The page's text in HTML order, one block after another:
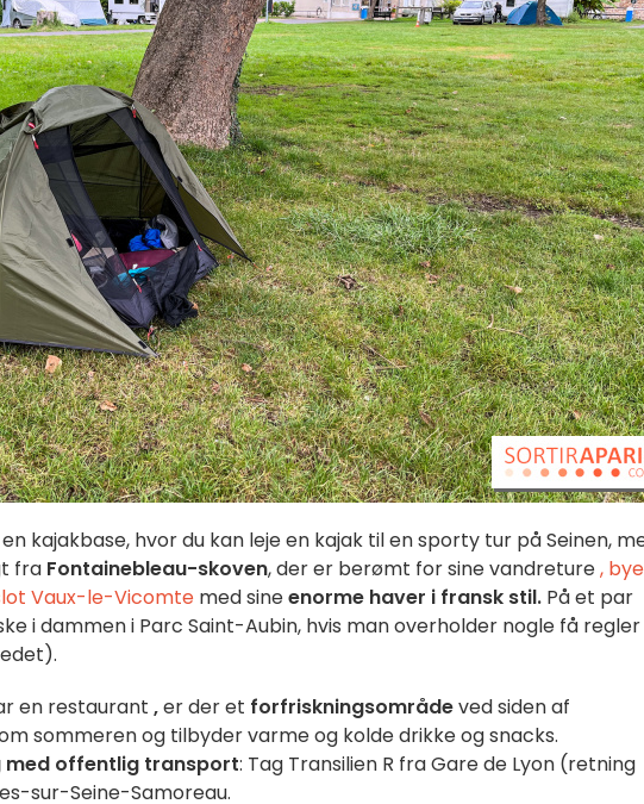
kajakbase, hvor du kan leje en kajak til en sporty tur på Seinen,
fra Fontainebleau-skoven, der er berømt for sine vandreture,
Vaux-le-Vicomte med sineenorme haver i fransk stil. På et par
i dammen i Parc Saint-Aubin, hvis man overholder nogle få regler
en restaurant ,er der et forfriskningsområdeved siden af
sommeren og tilbyder varme og kolde drikke og snacks.
offentlig transport: Tag Transilien R fra Gare de Lyon (retning
sur-Seine-Samoreau.